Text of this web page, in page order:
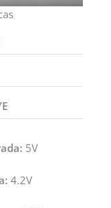
5V
4.2V